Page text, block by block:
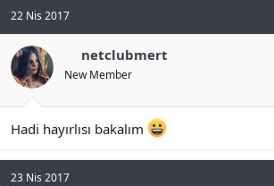
22 Nis 2017
netclubmert
New Member
Hadi hayırlısı bakalım
23 Nis 2017